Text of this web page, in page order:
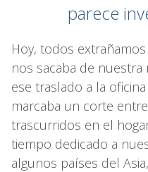
parece
Hoy, todos
nos sacaba de
ese traslado a la
marcaba un corte
trascurridos en el
tiempo dedicado a
algunos países del